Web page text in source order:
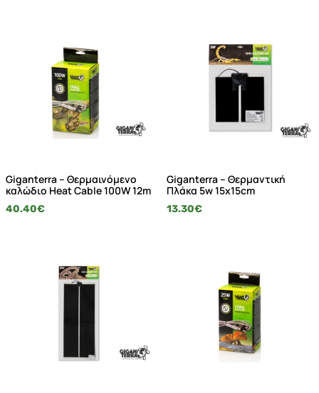
Giganterra – Θερμαινόμενο
καλώδιο Heat Cable 100W 12m
40.40€
Giganterra – Θερμαντική
Πλάκα 5w 15x15cm
13.30€